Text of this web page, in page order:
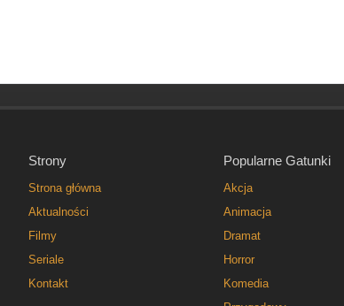
Strony
Strona główna
Aktualności
Filmy
Seriale
Kontakt
Popularne Gatunki
Akcja
Animacja
Dramat
Horror
Komedia